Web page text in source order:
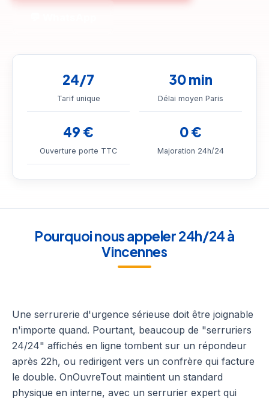
24/7
Tarif unique
30 min
Délai moyen Paris
49 €
Ouverture porte TTC
0 €
Majoration 24h/24
Pourquoi nous appeler 24h/24 à
Vincennes
Une serrurerie d'urgence sérieuse doit être joignable
n'importe quand. Pourtant, beaucoup de "serruriers
24/24" affichés en ligne tombent sur un répondeur
après 22h, ou redirigent vers un confrère qui facture
le double. OnOuvreTout maintient un standard
physique en interne, avec un serrurier expert qui